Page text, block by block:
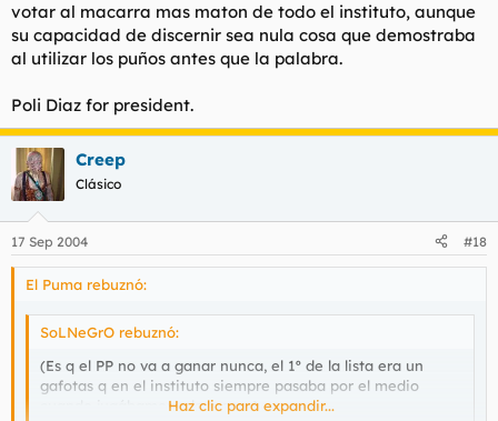
votar al macarra mas maton de todo el instituto, aunque
su capacidad de discernir sea nula cosa que demostraba
al utilizar los puños antes que la palabra.
Poli Diaz for president.
Creep
Clásico
17 Sep 2004 #18
El Puma rebuznó:
SoLNeGrO rebuznó:
(Es q el PP no va a ganar nunca, el 1º de la lista era un
gafotas q en el instituto siempre pasaba por el medio
cuando jugábamos a la mosca)
Haz clic para expandir...